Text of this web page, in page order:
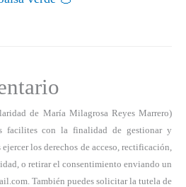
de María Milagrosa Reyes Marrero)
facilites con la finalidad de gestionar y
los derechos de acceso, rectificación,
o retirar el consentimiento enviando un
También puedes solicitar la tutela de